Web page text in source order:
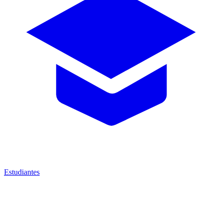
Estudiantes